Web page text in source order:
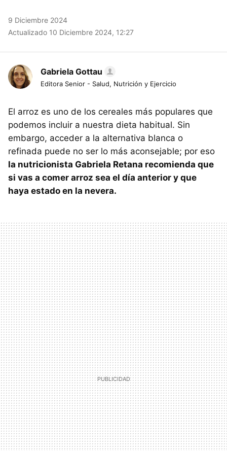
9 Diciembre 2024
Actualizado 10 Diciembre 2024, 12:27
Gabriela Gottau
Editora Senior - Salud, Nutrición y Ejercicio
El arroz es uno de los cereales más populares que
podemos incluir a nuestra dieta habitual. Sin
embargo, acceder a la alternativa blanca o
refinada puede no ser lo más aconsejable; por eso
la nutricionista Gabriela Retana recomienda que
si vas a comer arroz sea el día anterior y que
haya estado en la nevera.